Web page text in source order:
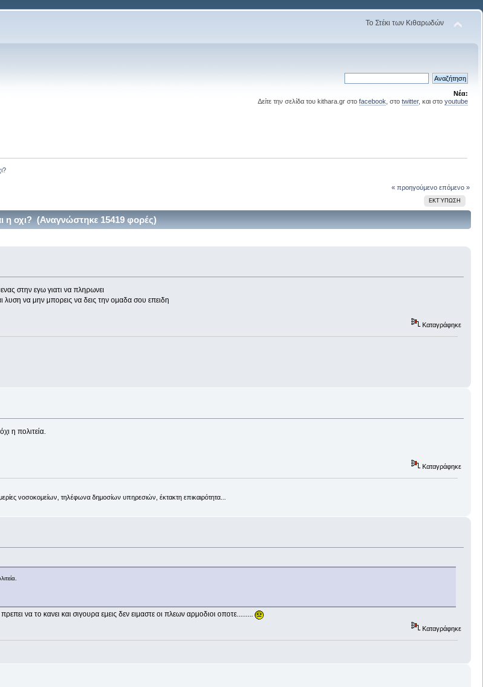
Το Στέκι των Κιθαρωδών
Νέα:
Δείτε την σελίδα του kithara.gr στο facebook , στο twitter, και στο youtube
« προηγούμενο επόμενο »
ΕΚΤΎΠΩΣΗ
η οχι? (Αναγνώστηκε 15419 φορές)
στην εγω γιατι να πληρωνει
λυση να μην μπορεις να δεις την ομαδα σου επειδη
Καταγράφηκε
η πολιτεία.
Καταγράφηκε
νοσοκομείων, τηλέφωνα δημοσίων υπηρεσιών, έκτακτη επικαιρότητα...
να το κανει και σιγουρα εμεις δεν ειμαστε οι πλεων αρμοδιοι οποτε.........
Καταγράφηκε